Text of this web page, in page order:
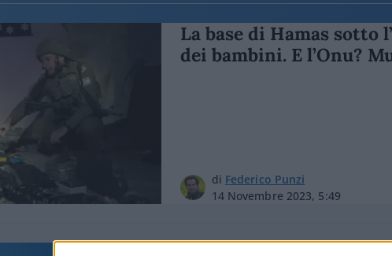
La base di Hamas sotto
dei bambini. E l’Onu?
di Federico Punzi
14 Novembre 2023, 5:49